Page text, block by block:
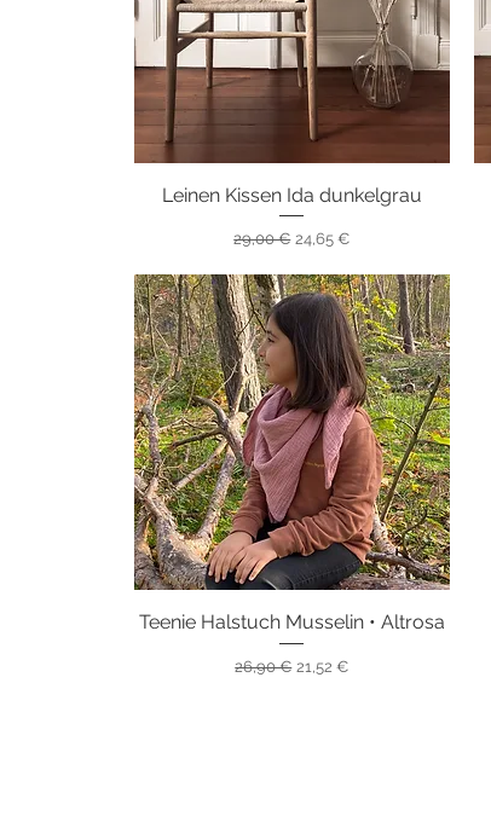
Schnellansicht
Leinen Kissen Ida dunkelgrau
Standardpreis
29,00 € Sale-Preis
24,65 €
Schnellansicht
Teenie Halstuch Musselin • Altrosa
Standardpreis
26,90 € Sale-Preis
21,52 €